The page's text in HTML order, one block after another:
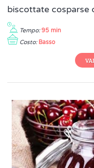
biscottate cosparse
Tempo: 95 min
Costo: Basso